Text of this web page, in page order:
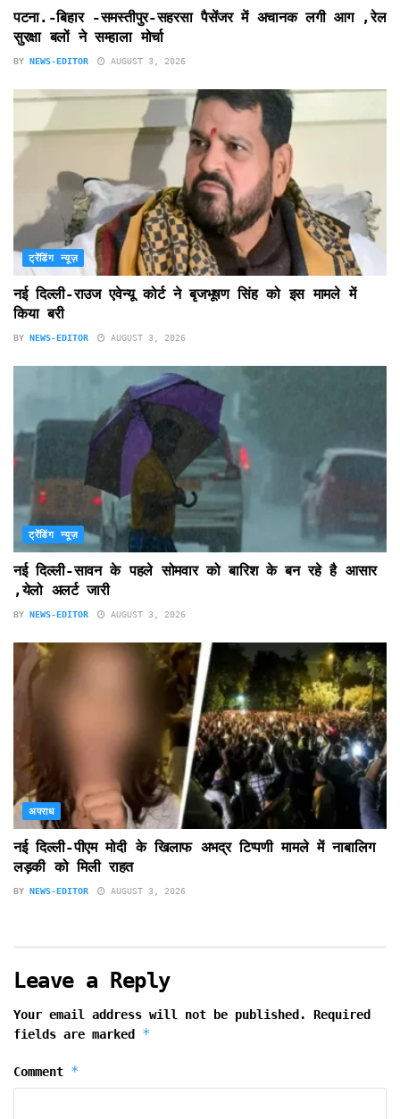
पटना.-बिहार -समस्तीपुर-सहरसा पैसेंजर में अचानक लगी आग ,रेल
सुरक्षा बलों ने सम्हाला मोर्चा
BY NEWS-EDITOR AUGUST 3, 2026
ट्रेंडिंग न्यूज़
नई दिल्ली-राउज एवेन्यू कोर्ट ने बृजभूषण सिंह को इस मामले में
किया बरी
BY NEWS-EDITOR AUGUST 3, 2026
ट्रेंडिंग न्यूज़
नई दिल्ली-सावन के पहले सोमवार को बारिश के बन रहे है आसार
,येलो अलर्ट जारी
BY NEWS-EDITOR AUGUST 3, 2026
अपराध
नई दिल्ली-पीएम मोदी के खिलाफ अभद्र टिप्पणी मामले में नाबालिग
लड़की को मिली राहत
BY NEWS-EDITOR AUGUST 3, 2026
Leave a Reply
Your email address will not be published.
Required
fields are marked *
Comment *